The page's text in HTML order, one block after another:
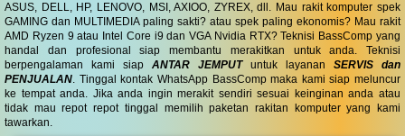
ASUS, DELL, HP, LENOVO, MSI, AXIOO, ZYREX, dll. Mau rakit komputer spek
GAMING dan MULTIMEDIA paling sakti? atau spek paling ekonomis? Mau rakit
AMD Ryzen 9 atau Intel Core i9 dan VGA Nvidia RTX? Teknisi BassComp yang
handal dan profesional siap membantu merakitkan untuk anda. Teknisi
berpengalaman kami siap ANTAR JEMPUTuntuk layanan SERVIS dan
PENJUALAN. Tinggal kontak WhatsApp BassComp maka kami siap meluncur
ke tempat anda. Jika anda ingin merakit sendiri sesuai keinginan anda atau
tidak mau repot repot tinggal memilih paketan rakitan komputer yang kami
tawarkan.